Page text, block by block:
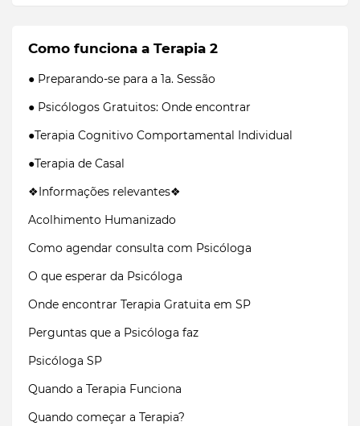
Como funciona a Terapia 2
● Preparando-se para a 1a. Sessão
● Psicólogos Gratuitos: Onde encontrar
●Terapia Cognitivo Comportamental Individual
●Terapia de Casal
❖Informações relevantes❖
Acolhimento Humanizado
Como agendar consulta com Psicóloga
O que esperar da Psicóloga
Onde encontrar Terapia Gratuita em SP
Perguntas que a Psicóloga faz
Psicóloga SP
Quando a Terapia Funciona
Quando começar a Terapia?